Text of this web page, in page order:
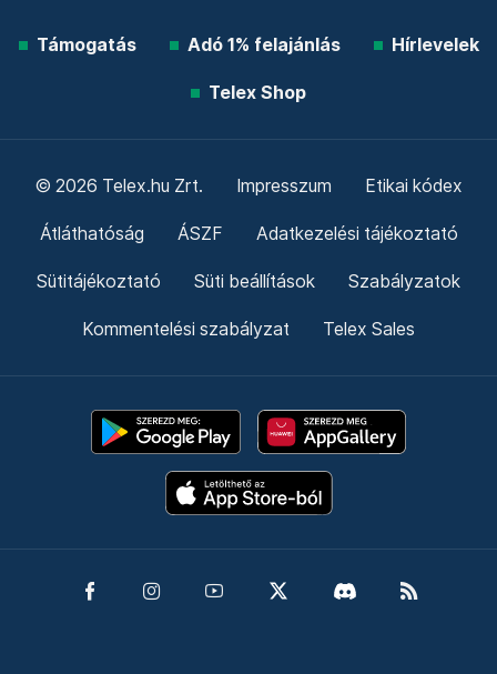
Támogatás Adó 1% felajánlás Hírlevelek
Telex Shop
© 2026 Telex.hu Zrt. Impresszum Etikai kódex
Átláthatóság ÁSZF Adatkezelési tájékoztató
Sütitájékoztató Süti beállítások Szabályzatok
Kommentelési szabályzat Telex Sales